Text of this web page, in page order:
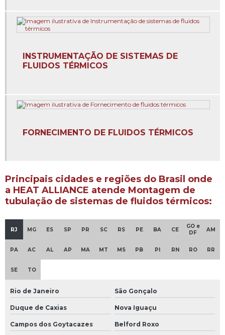
Empresa de comissionamento de sistema de fluido
Empresa especializada em sistema de fluido térmico
Empresa de instalação de caldeiras em sumaré
Empresa de montagem de tubulação industrial
Empresa de painel elétrico para sistema de fluido térmico
Empresa de projeto de dimensionamento de redes de
Empresa de projeto de sistema de fluido térmico
Empresa que faz instalação de caldeiras
Empresa de retirada de gases de rede de fluido térmico
Empresa de skid de bombas
INSTRUMENTAÇÃO DE SISTEMAS DE
FLUIDOS TÉRMICOS
FORNECIMENTO DE FLUIDOS TÉRMICOS
Principais cidades e regiões do Brasil onde
a HEAT ALLIANCE atende Montagem de
tubulação de sistemas de fluidos térmicos:
RJ MG ES SP PR SC RS PE BA CE
GO e
DF
AM
PA AC AL AP MA MT MS PB PI RN RO RR
SE TO
Rio de Janeiro São Gonçalo
Duque de Caxias Nova Iguaçu
Campos dos Goytacazes Belford Roxo